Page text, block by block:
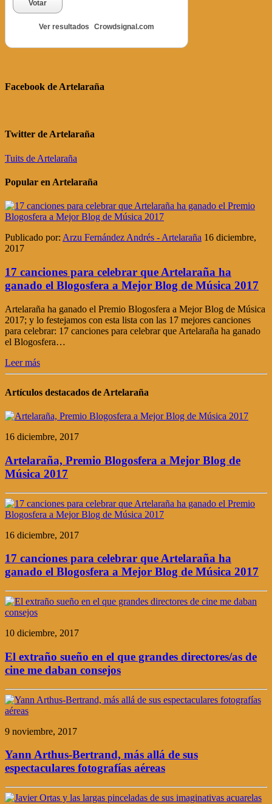
Votar
Ver resultados Crowdsignal.com
Facebook de Artelaraña
Twitter de Artelaraña
Tuits de Artelaraña
Popular en Artelaraña
Publicado por: Arzu Fernández Andrés - Artelaraña 16 diciembre,
2017
17 canciones para celebrar que Artelaraña ha
ganado el Blogosfera a Mejor Blog de Música 2017
Artelaraña ha ganado el Premio Blogosfera a Mejor Blog de Música
2017; y lo festejamos con esta lista con las 17 mejores canciones
para celebrar: 17 canciones para celebrar que Artelaraña ha ganado
el Blogosfera…
Leer más
Artículos destacados de Artelaraña
16 diciembre, 2017
Artelaraña, Premio Blogosfera a Mejor Blog de
Música 2017
16 diciembre, 2017
17 canciones para celebrar que Artelaraña ha
ganado el Blogosfera a Mejor Blog de Música 2017
10 diciembre, 2017
El extraño sueño en el que grandes directores/as de
cine me daban consejos
9 noviembre, 2017
Yann Arthus-Bertrand, más allá de sus
espectaculares fotografías aéreas